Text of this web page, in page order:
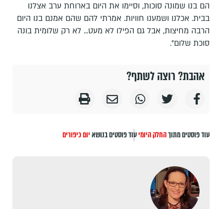
הם בנו שמונה סוכות, וסיימו את היום בארוחת ערב אצלנו
בבית. אכלנו ושמענו חוויות. אמרתי להם שהם אמנם בנו היום
הרבה מחיצות, אבל גם הפילו לא מעט... לא רק שלומית בונה
סוכת שלום".
אהבת? רוצה לשתף?
עוד פוסטים מתוךהחלק היומיעוד פוסטים בנושאיום כיפורים